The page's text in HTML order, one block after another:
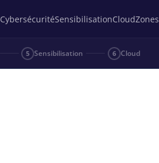
CybersécuritéSensibilisationCloudZones
5 Sensibilisation 6 Cloud